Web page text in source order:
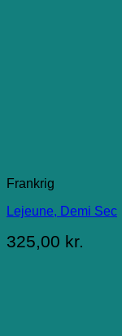
Frankrig
Lejeune, Demi Sec
325,00 kr.